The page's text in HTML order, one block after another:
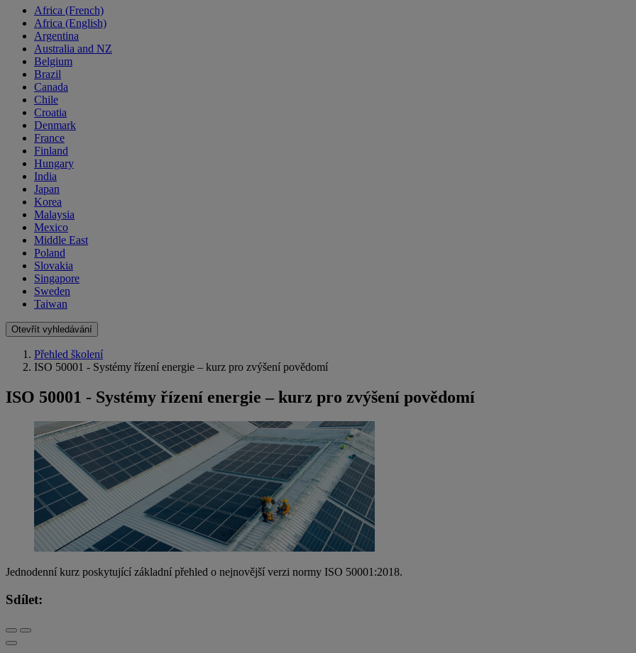
Africa (French)
Africa (English)
Argentina
Australia and NZ
Belgium
Brazil
Canada
Chile
Croatia
Denmark
France
Finland
Hungary
India
Japan
Korea
Malaysia
Mexico
Middle East
Poland
Slovakia
Singapore
Sweden
Taiwan
Otevřít vyhledávání
Přehled školení
ISO 50001 - Systémy řízení energie – kurz pro zvýšení povědomí
ISO 50001 - Systémy řízení energie – kurz pro zvýšení povědomí
Jednodenní kurz poskytující základní přehled o nejnovější verzi normy ISO 50001:2018.
Sdílet: